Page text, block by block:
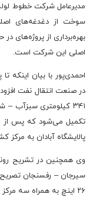
مدیرعامل شرکت خطوط
سوخت از دغدغه‌های
بهره‌برداری از پروژه‌های
اصلی این شرکت است.
احمدی‌پور با بیان اینکه
۳۴۱ کیلومتری سبزآب
تکمیل می‌شود که پس از
پالایشگاه آبادان به مرکز
۲۶ اینچ به همراه سه